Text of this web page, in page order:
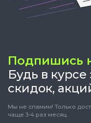
Подпишись
Будь в
скидок,
Мы не спамим! Только
чаще 3-4 раз месяц.